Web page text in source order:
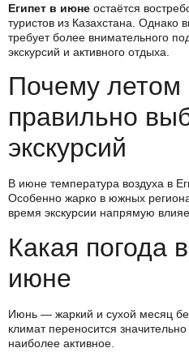
Египет в июне остаётся
туристов из Казахстана. Однако
требует более внимательного
экскурсий и активного отдыха.
Почему летом
правильно
экскурсий
В июне температура воздуха в
Особенно жарко в южных
время экскурсии напрямую
Какая погода
июне
Июнь — жаркий и сухой месяц
климат переносится
наиболее активное.